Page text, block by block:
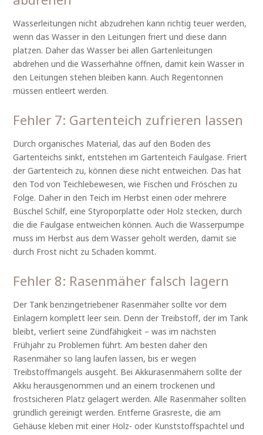
Wasserleitungen nicht abzudrehen kann richtig teuer werden,
wenn das Wasser in den Leitungen friert und diese dann
platzen. Daher das Wasser bei allen Gartenleitungen
abdrehen und die Wasserhähne öffnen, damit kein Wasser in
den Leitungen stehen bleiben kann. Auch Regentonnen
müssen entleert werden.
Fehler 7: Gartenteich zufrieren lassen
Durch organisches Material, das auf den Boden des
Gartenteichs sinkt, entstehen im Gartenteich Faulgase. Friert
der Gartenteich zu, können diese nicht entweichen. Das hat
den Tod von Teichlebewesen, wie Fischen und Fröschen zu
Folge. Daher in den Teich im Herbst einen oder mehrere
Büschel Schilf, eine Styroporplatte oder Holz stecken, durch
die die Faulgase entweichen können. Auch die Wasserpumpe
muss im Herbst aus dem Wasser geholt werden, damit sie
durch Frost nicht zu Schaden kommt.
Fehler 8: Rasenmäher falsch lagern
Der Tank benzingetriebener Rasenmäher sollte vor dem
Einlagern komplett leer sein. Denn der Treibstoff, der im Tank
bleibt, verliert seine Zündfähigkeit – was im nächsten
Frühjahr zu Problemen führt. Am besten daher den
Rasenmäher so lang laufen lassen, bis er wegen
Treibstoffmangels ausgeht. Bei Akkurasenmähern sollte der
Akku herausgenommen und an einem trockenen und
frostsicheren Platz gelagert werden. Alle Rasenmäher sollten
gründlich gereinigt werden. Entferne Grasreste, die am
Gehäuse kleben mit einer Holz- oder Kunststoffspachtel und